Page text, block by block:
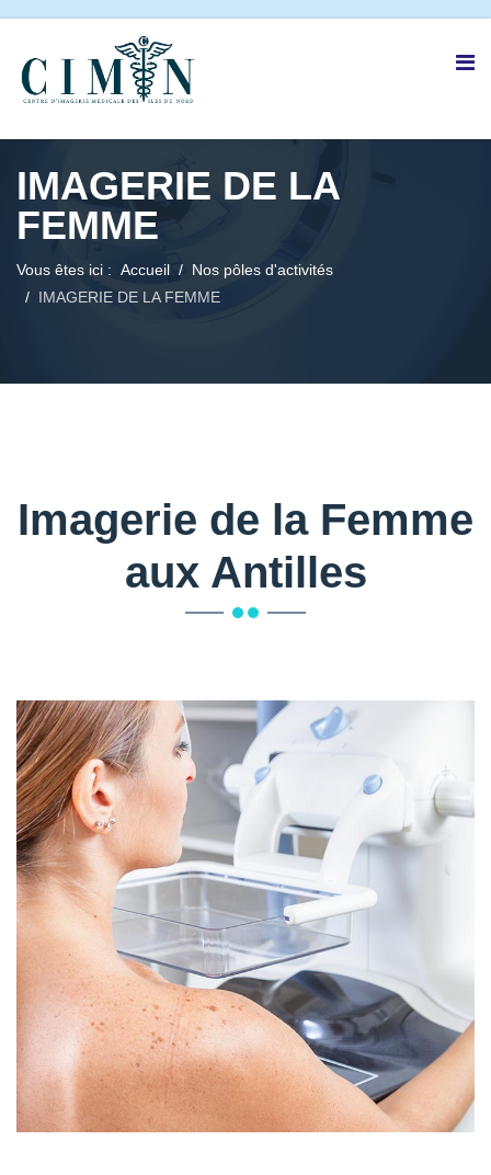
IMAGERIE DE LA
FEMME
Vous êtes ici : Accueil
Nos pôles d'activités
IMAGERIE DE LA FEMME
Imagerie de la Femme
aux Antilles